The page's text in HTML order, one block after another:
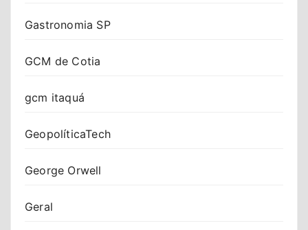
Gastronomia SP
GCM de Cotia
gcm itaquá
GeopolíticaTech
George Orwell
Geral